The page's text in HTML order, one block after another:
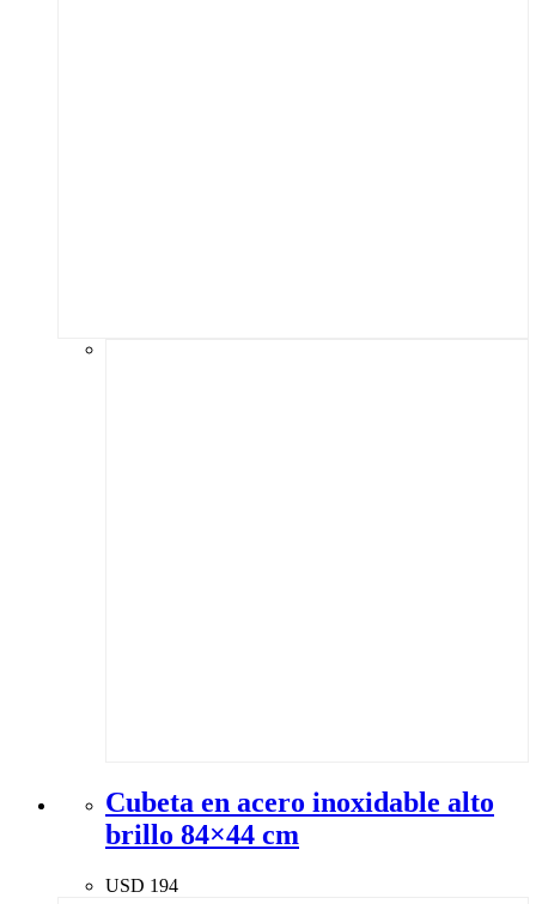
Cubeta en acero inoxidable alto
brillo 84×44 cm
USD 194